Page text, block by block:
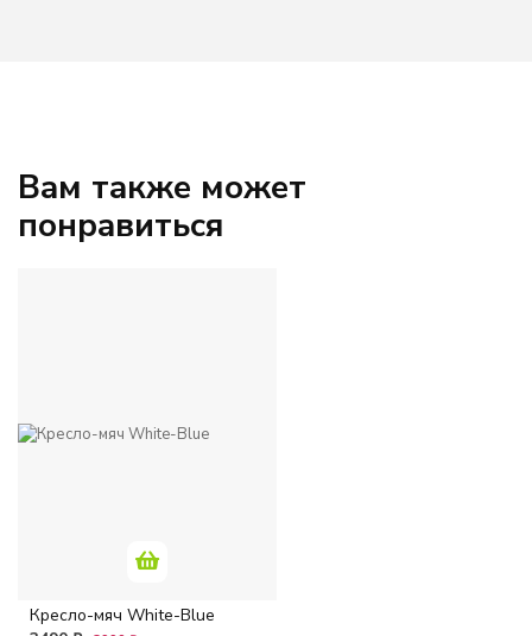
Вам также может
понравиться
Кресло-мяч White-Blue